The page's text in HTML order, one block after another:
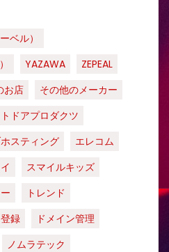
ベル）
YAZAWA
ZEPEAL
お店
その他のメーカー
ドアプロダクツ
スティング
エレコム
スマイルキッズ
トレンド
録
ドメイン管理
ノムラテック